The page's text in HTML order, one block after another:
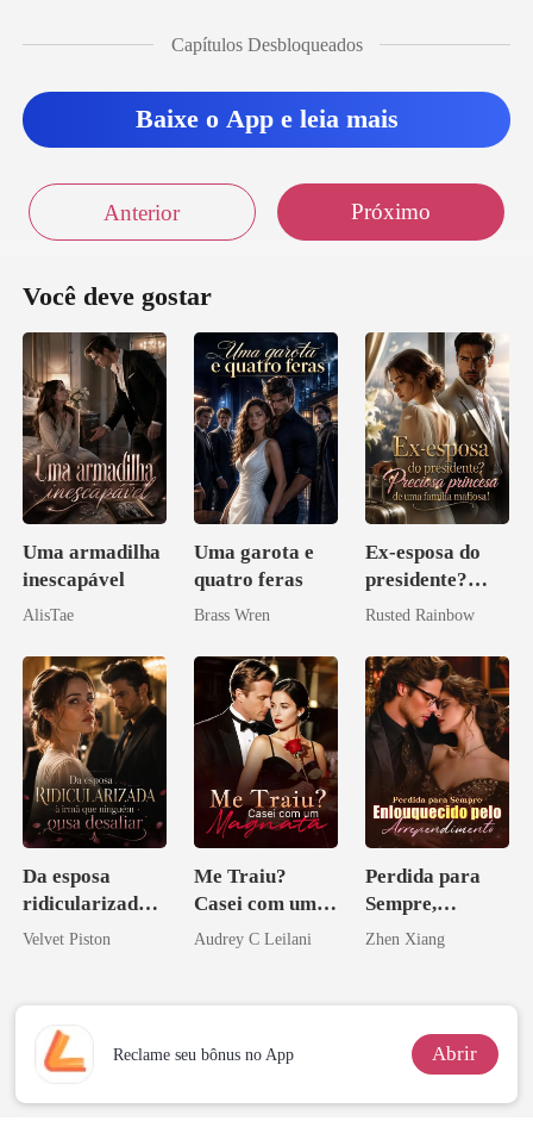
Capítulos Desbloqueados
Baixe o App e leia mais
Anterior Próximo
Você deve gostar
Uma armadilha
inescapável
AlisTae
Uma garota e
quatro feras
Brass Wren
Ex-esposa do
presidente?
Preciosa
família
mafiosa!
Rusted Rainbow
Da esposa
ridicularizada à
irmã que
Velvet Piston
Me Traiu?
Casei com um
Magnata
Audrey C Leilani
Perdida para
Sempre,
Enlouquecido
o
Zhen Xiang
Reclame seu bônus no App Abrir